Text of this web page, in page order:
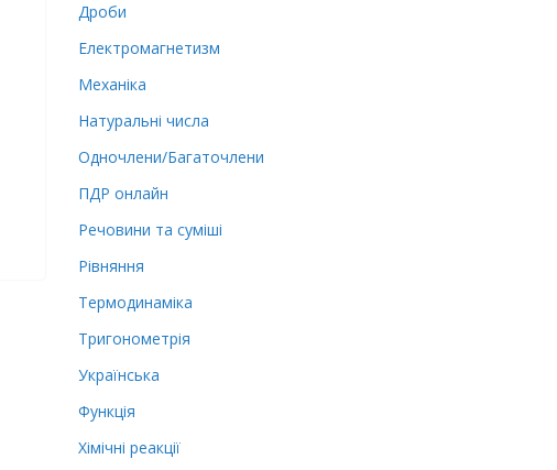
Дроби
Електромагнетизм
Механіка
Натуральні числа
Одночлени/Багаточлени
ПДР онлайн
Речовини та суміші
Рівняння
Термодинаміка
Тригонометрія
Українська
Функція
Хімічні реакції